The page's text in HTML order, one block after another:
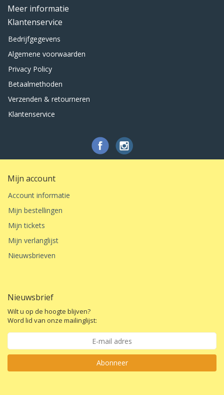
Meer informatie
Klantenservice
Bedrijfgegevens
Algemene voorwaarden
Privacy Policy
Betaalmethoden
Verzenden & retourneren
Klantenservice
Mijn account
Account informatie
Mijn bestellingen
Mijn tickets
Mijn verlanglijst
Nieuwsbrieven
Nieuwsbrief
Wilt u op de hoogte blijven?
Word lid van onze mailinglijst:
Abonneer